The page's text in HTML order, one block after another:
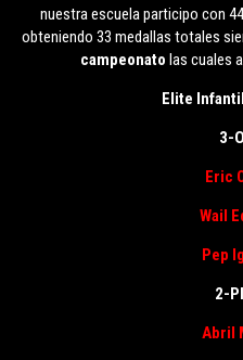
nuestra escuela participo con
obteniendo 33 medallas totales
campeonato las cuales
Elite
3-
Eric
Wail
Pep
2-
Abril